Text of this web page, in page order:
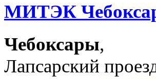
МИТЭК
Чебоксары,
Лапсарский